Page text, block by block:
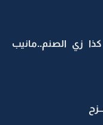
زي الصنم..مانيب